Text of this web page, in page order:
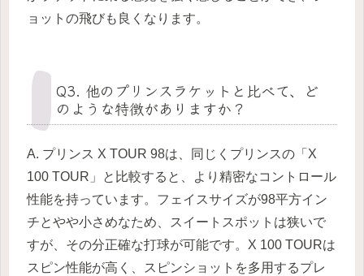
ョットの飛びも良くなります。
Q3. 他のプリンスラケットと比べて、ど
のような特徴がありますか？
A. プリンス X TOUR 98は、同じくプリンスの「X
100 TOUR」と比較すると、より精密なコントロール
性能を持っています。フェイスサイズが98平方イン
チとやや小さめなため、スイートスポットは狭いで
すが、その分正確な打球が可能です。X 100 TOURは
スピン性能が高く、スピンショットを多用するプレ